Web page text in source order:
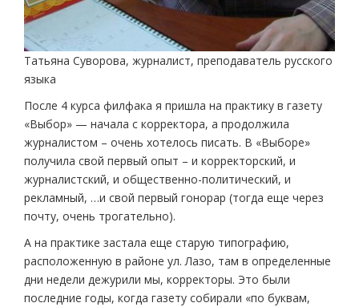
Татьяна Суворова, журналист, преподаватель русского
языка
После 4 курса филфака я пришла на практику в газету
«Выбор» — начала с корректора, а продолжила
журналистом – очень хотелось писать. В «Выборе»
получила свой первый опыт – и корректорский, и
журналистский, и общественно-политический, и
рекламный, …и свой первый гонорар (тогда еще через
почту, очень трогательно).
А на практике застала еще старую типографию,
расположенную в районе ул. Лазо, там в определенные
дни недели дежурили мы, корректоры. Это были
последние годы, когда газету собирали «по буквам,